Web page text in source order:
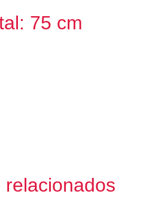
75 cm
relacionados